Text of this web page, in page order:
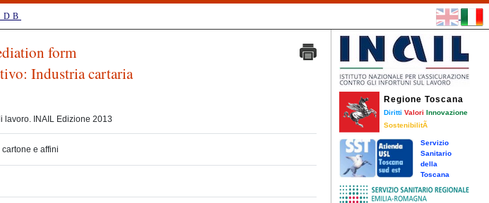
form
Industria cartaria
lavoro. INAIL Edizione 2013
cartone e affini
Regione Toscana
Diritti Valori Innovazione
SostenibilitÃ
Servizio
Sanitario
della
Toscana